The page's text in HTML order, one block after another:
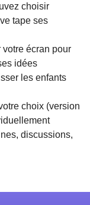
choisir
tape ses
écran pour
idées
les enfants
choix (version
discussions,